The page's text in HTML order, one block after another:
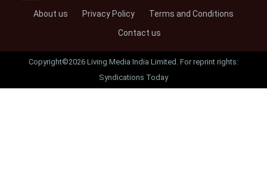
About us Privacy Policy
Terms and Conditions
Contact us
Copyright©2026 Living Media India Limited. For reprint rights:
Syndications Today